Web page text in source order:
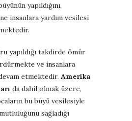
yapıldığını,
insanlara yardım vesilesi
yapıldığı takdirde ömür
ve insanlara
etmektedir. Amerika
da dahil olmak üzere,
bu büyü vesilesiyle
sağladığı